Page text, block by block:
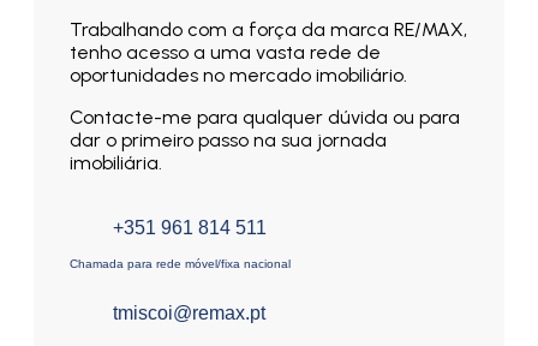
Trabalhando com a força da marca RE/MAX,
tenho acesso a uma vasta rede de
oportunidades no mercado imobiliário.
Contacte-me para qualquer dúvida ou para
dar o primeiro passo na sua jornada
imobiliária.
+351 961 814 511
Chamada para rede móvel/fixa nacional
tmiscoi@remax.pt